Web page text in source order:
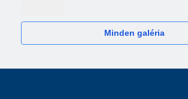
Minden galéria